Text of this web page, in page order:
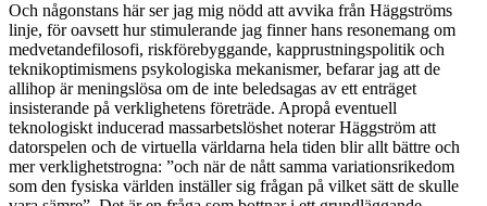
Och någonstans här ser jag mig nödd att avvika från Häggströms
linje, för oavsett hur stimulerande jag finner hans resonemang om
medvetandefilosofi, riskförebyggande, kapprustningspolitik och
teknikoptimismens psykologiska mekanismer, befarar jag att de
allihop är meningslösa om de inte beledsagas av ett enträget
insisterande på verklighetens företräde. Apropå eventuell
teknologiskt inducerad massarbetslöshet noterar Häggström att
datorspelen och de virtuella världarna hela tiden blir allt bättre och
mer verklighetstrogna: ”och när de nått samma variationsrikedom
som den fysiska världen inställer sig frågan på vilket sätt de skulle